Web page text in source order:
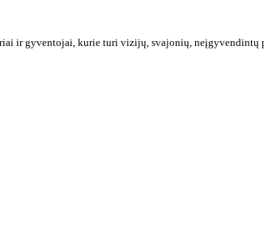
ir gyventojai, kurie turi vizijų, svajonių,